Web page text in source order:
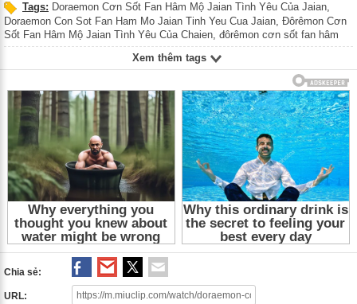
Tags: Doraemon Cơn Sốt Fan Hâm Mộ Jaian Tình Yêu Của Jaian,
Doraemon Con Sot Fan Ham Mo Jaian Tinh Yeu Cua Jaian Đôrêmon Cơn
Sốt Fan Hâm Mộ Jaian Tình Yêu Của Chaien đôrêmon cơn sốt fan hâm
mộ jaian tình yêu của chaien,Doremon Con Sot Fan Ham Mo Jaian Tinh
Phim hoạt hình Nhật Bản, Phim hoat hinh Nhat Ban
Phim Nhat Ban
Xem thêm tags
Chia sẻ:
URL: